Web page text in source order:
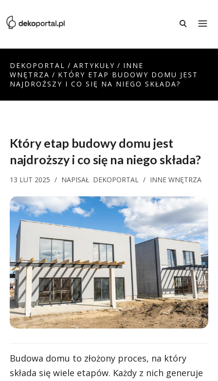
DEKOPORTAL / ARTYKUŁY / INNE
WNĘTRZA / KTÓRY ETAP BUDOWY DOMU JEST
NAJDROŻSZY I CO SIĘ NA NIEGO SKŁADA?
Który etap budowy domu jest
najdroższy i co się na niego składa?
13 LUT 2025 / NAPISAŁ DEKOPORTAL / INNE WNĘTRZA
Budowa domu to złożony proces, na który
składa się wiele etapów. Każdy z nich generuje